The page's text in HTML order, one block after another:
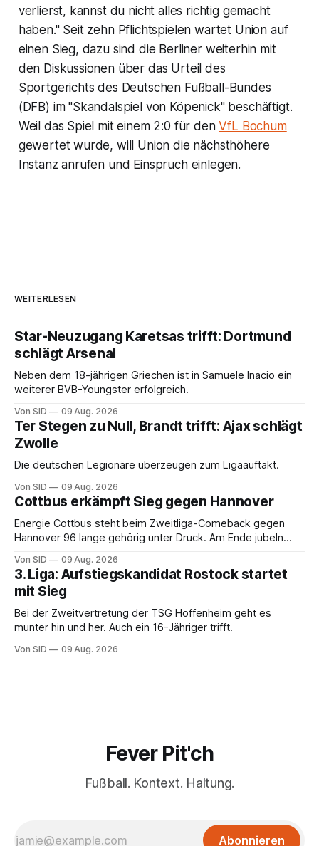
verlierst, kannst du nicht alles richtig gemacht
haben." Seit zehn Pflichtspielen wartet Union auf
einen Sieg, dazu sind die Berliner weiterhin mit
den Diskussionen über das Urteil des
Sportgerichts des Deutschen Fußball-Bundes
(DFB) im "Skandalspiel von Köpenick" beschäftigt.
Weil das Spiel mit einem 2:0 für denVfL Bochum
gewertet wurde, will Union die nächsthöhere
Instanz anrufen und Einspruch einlegen.
WEITERLESEN
Star-Neuzugang Karetsas trifft: Dortmund
schlägt Arsenal
Neben dem 18-jährigen Griechen ist in Samuele Inacio ein
weiterer BVB-Youngster erfolgreich.
Von SID 09 Aug. 2026
Ter Stegen zu Null, Brandt trifft: Ajax schlägt
Zwolle
Die deutschen Legionäre überzeugen zum Ligaauftakt.
Von SID 09 Aug. 2026
Cottbus erkämpft Sieg gegen Hannover
Energie Cottbus steht beim Zweitliga-Comeback gegen
Hannover 96 lange gehörig unter Druck. Am Ende jubeln
Von SID 09 Aug. 2026
3. Liga: Aufstiegskandidat Rostock startet
mit Sieg
Bei der Zweitvertretung der TSG Hoffenheim geht es
munter hin und her. Auch ein 16-Jähriger trifft.
Von SID 09 Aug. 2026
Fever Pit'ch
Fußball. Kontext. Haltung.
Abonnieren